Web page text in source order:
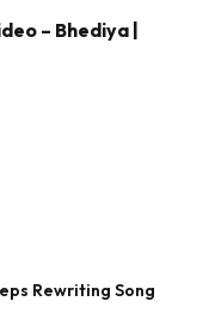
– Bhediya |
Rewriting Song